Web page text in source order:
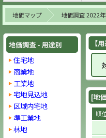
地価マップ 地価調査 2022
地価調査 - 用途別
住宅地
商業地
工業地
宅地見込地
区域内宅地
準工業地
林地
【
[地
順